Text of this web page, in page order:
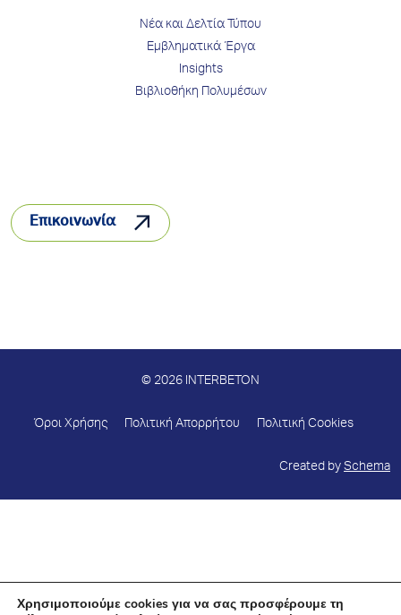
Νέα και Δελτία Τύπου
Εμβληματικά Έργα
Insights
Βιβλιοθήκη Πολυμέσων
Επικοινωνία
© 2026 INTERBETON
Όροι Χρήσης Πολιτική Απορρήτου Πολιτική Cookies
Created by Schema
Χρησιμοποιούμε cookies για να σας προσφέρουμε τη